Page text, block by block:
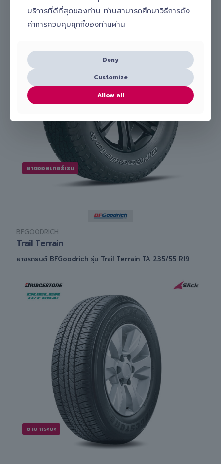
ยางออลเทอร์เรน
BFGOODRICH
Trail Terrain
ยางรถยนต์ BFGoodrich รุ่น Trail Terrain TA 235/55 R19
ยาง กระบะ
บริการที่ดีที่สุดของท่าน ท่านสามารถศึกษาวิธีการตั้ง
ค่าการควบคุมคุกกี้ของท่านผ่าน
Deny
Customize
Allow all